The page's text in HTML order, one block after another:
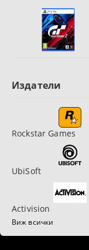
Издатели
Rockstar Games
UbiSoft
Activision
Виж всички